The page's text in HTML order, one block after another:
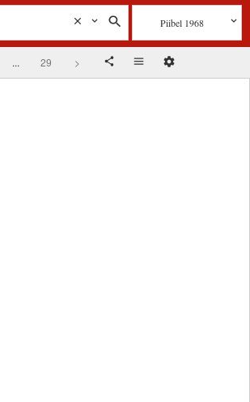
Piibel 1968
... 29 >